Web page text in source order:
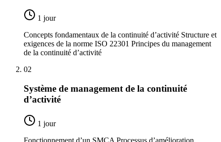
1 jour
Concepts fondamentaux de la continuité d’activité Structure et
exigences de la norme ISO 22301 Principes du management
de la continuité d’activité
02
Système de management de la continuité
d’activité
1 jour
Fonctionnement d’un SMCA Processus d’amélioration